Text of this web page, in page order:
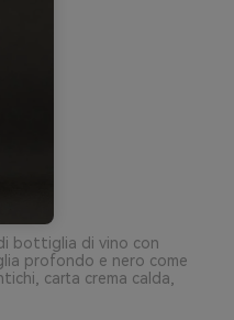
bottiglia di vino con
profondo e nero come
carta crema calda,